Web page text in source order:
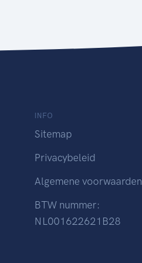
INFO
Sitemap
Privacybeleid
Algemene voorwaarden
BTW nummer:
NL001622621B28